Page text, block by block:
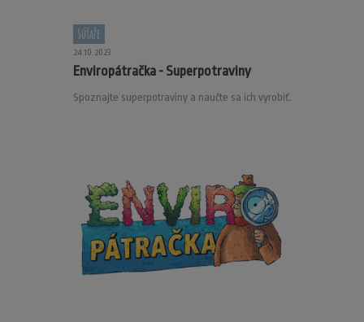
Súťaže
24.10.2023
Enviropátračka - Superpotraviny
Spoznajte superpotraviny a naučte sa ich vyrobiť.